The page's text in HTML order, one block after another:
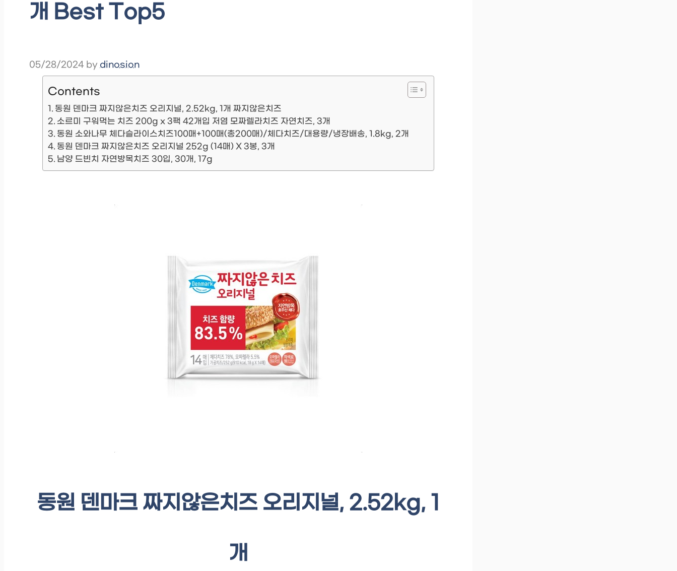
개 Best Top5
05/28/2024 by dinosion
Contents
동원 덴마크 짜지않은치즈 오리지널, 2.52kg, 1개 짜지않은치즈
소르미 구워먹는 치즈 200g x 3팩 42개입 저염 모짜렐라치즈 자연치즈, 3개
동원 소와나무 체다슬라이스치즈100매+100매(총200매)/체다치즈/대용량/냉장배송, 1.8kg, 2개
동원 덴마크 짜지않은치즈 오리지널 252g (14매) X 3봉, 3개
남양 드빈치 자연방목치즈 30입, 30개, 17g
동원 덴마크 짜지않은치즈 오리지널, 2.52kg, 1
개